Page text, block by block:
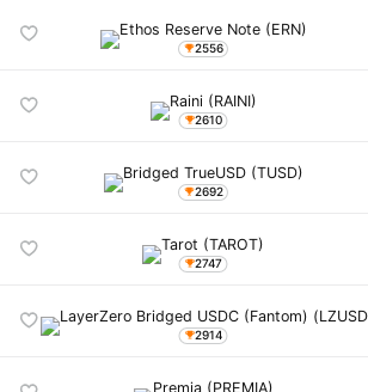
2556
2610
2692
2747
2914